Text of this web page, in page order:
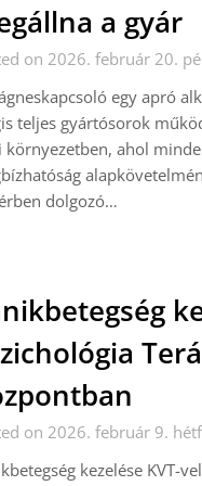
a gyár
on 2026. február 20.
egy apró
teljes gyártósorok
környezetben, ahol
dolgozó…
on 2026. február 9.
kezelése KVT-